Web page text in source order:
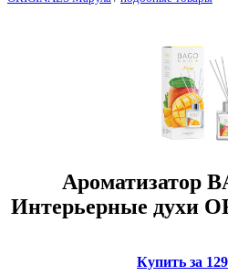
Ароматизатор
Интерьерные духи
Купить за